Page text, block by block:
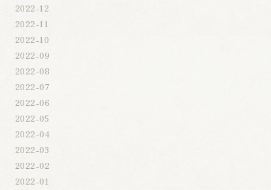
2022-12
2022-11
2022-10
2022-09
2022-08
2022-07
2022-06
2022-05
2022-04
2022-03
2022-02
2022-01